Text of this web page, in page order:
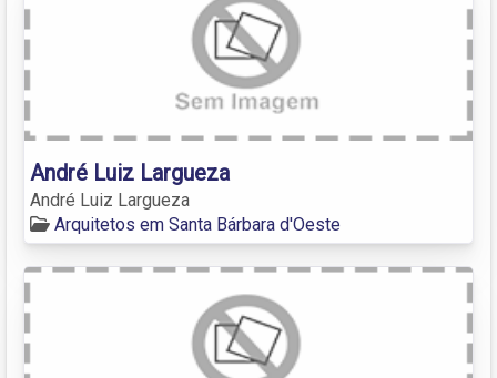
André Luiz Largueza
André Luiz Largueza
Arquitetos em Santa Bárbara d'Oeste